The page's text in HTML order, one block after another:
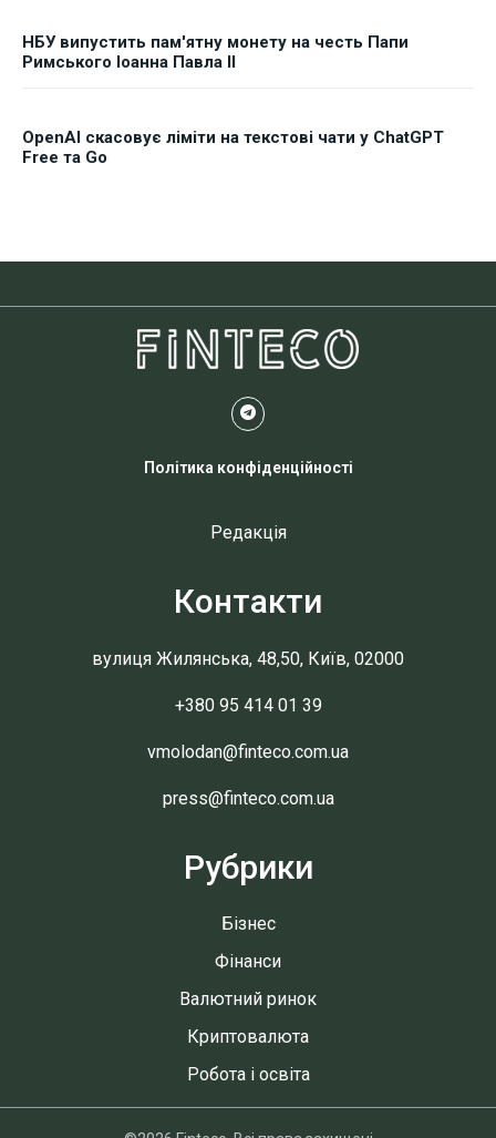
НБУ випустить пам'ятну монету на честь Папи
Римського Іоанна Павла II
OpenAI скасовує ліміти на текстові чати у ChatGPT
Free та Go
Політика конфіденційності
Редакція
Контакти
вулиця Жилянська, 48,50, Київ, 02000
+380 95 414 01 39
vmolodan@finteco.com.ua
press@finteco.com.ua
Рубрики
Бізнес
Фінанси
Валютний ринок
Криптовалюта
Робота і освіта